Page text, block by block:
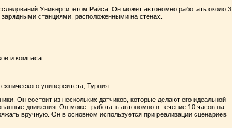
Университетом Райса. Он может автономно работать около 3
зарядными станциями, расположенными на стенах.
и компаса.
университета, Турция.
Он состоит из нескольких датчиков, которые делают его идеальной
движения. Он может работать автономно в течение 10 часов на
вручную. Он в основном используется при реализации сценариев